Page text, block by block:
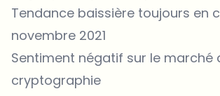
Tendance baissière toujours en
novembre 2021
Sentiment négatif sur le marché
cryptographie